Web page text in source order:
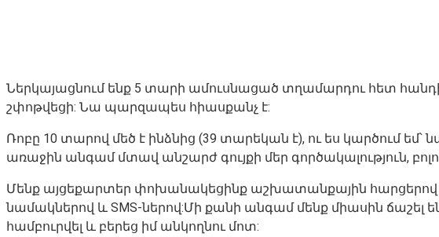
Ներկայացնում ենք 5 տարի ամուսնացած տղամարդու հետ
շփոթվեցի: Նա պարզապես հիասքանչ է:
Ռոբը 10 տարով մեծ է ինձնից (39 տարեկան է), ու ես կարծում
առաջին անգամ մտավ անշարժ գույքի մեր գործակալություն,
Մենք այցեքարտեր փոխանակեցինք աշխատանքային հարցերով
նամակներով և SMS-ներով:Մի քանի անգամ մենք միասին ճաշել
համբուրվել և բերեց իմ անկողնու մոտ: